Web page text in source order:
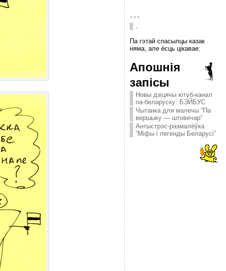
...
.
Па гэтай спасылцы казак
няма, але ёсць цікавае:
Апошнія
запісы
Новы дзіцячы ютуб-канал
па-беларуску: БЭЙБУС
Чытанка для малечы “Па
вершыку — штовечар”
Антыстрэс-размалёўка
“Міфы і легенды Беларусі”